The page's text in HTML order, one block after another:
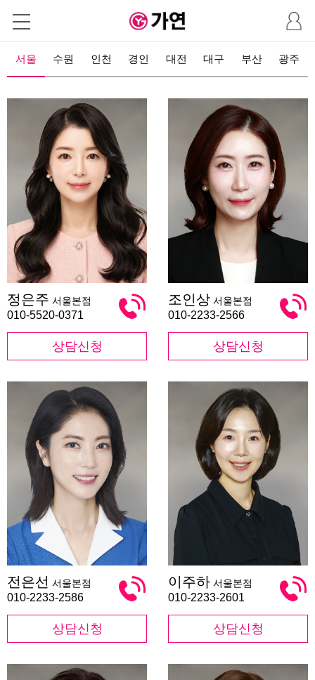
마
이
지
서울 수원 인천 경인 대전 대구 부산 광주
은
주
정은주 서울본점
010-5520-0371
상담신청
인
상
조인상 서울본점
010-2233-2566
상담신청
은
선
전은선 서울본점
010-2233-2586
상담신청
주
하
이주하 서울본점
010-2233-2601
상담신청